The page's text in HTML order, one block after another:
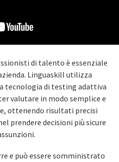
di talento è essenziale
Linguaskill utilizza
tecnologia di testing adattiva
valutare in modo semplice e
ottenendo risultati precisi
prendere decisioni più sicure
e può essere somministrato